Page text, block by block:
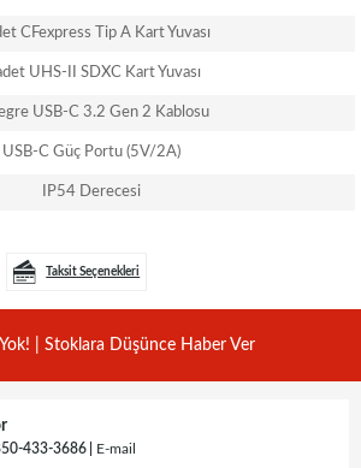
CFexpress Tip A Kart Yuvası
UHS-II SDXC Kart Yuvası
USB-C 3.2 Gen 2 Kablosu
USB-C Güç Portu (5V/2A)
IP54 Derecesi
Taksit Seçenekleri
| Stoklara Düşünce Haber Ver
433-3686 E-mail